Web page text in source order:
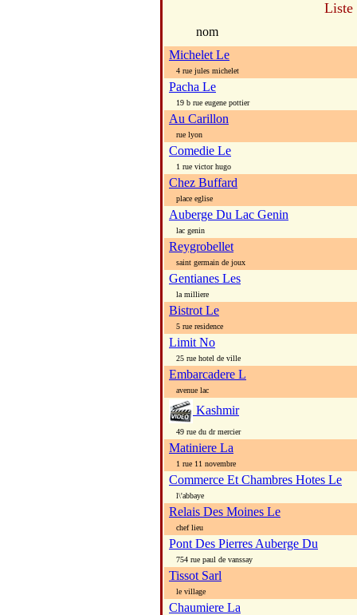
Liste
nom
Michelet Le
4 rue jules michelet
Pacha Le
19 b rue eugene pottier
Au Carillon
rue lyon
Comedie Le
1 rue victor hugo
Chez Buffard
place eglise
Auberge Du Lac Genin
lac genin
Reygrobellet
saint germain de joux
Gentianes Les
la milliere
Bistrot Le
5 rue residence
Limit No
25 rue hotel de ville
Embarcadere L
avenue lac
Kashmir
49 rue du dr mercier
Matiniere La
1 rue 11 novembre
Commerce Et Chambres Hotes Le
l\'abbaye
Relais Des Moines Le
chef lieu
Pont Des Pierres Auberge Du
754 rue paul de vanssay
Tissot Sarl
le village
Chaumiere La